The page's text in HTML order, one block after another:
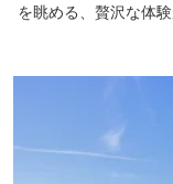
を眺める、贅沢な体験